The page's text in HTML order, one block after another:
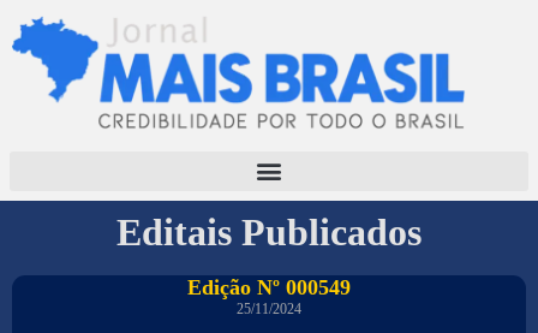
Editais Publicados
Edição Nº 000549
25/11/2024